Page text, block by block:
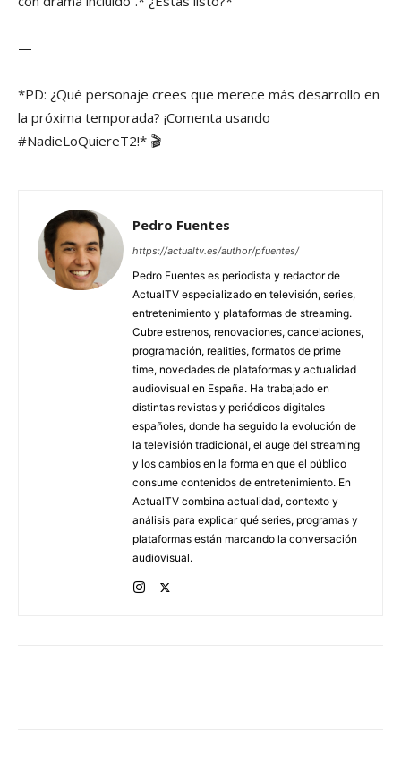
—
*PD: ¿Qué personaje crees que merece más desarrollo en
la próxima temporada? ¡Comenta usando
#NadieLoQuiereT2!* 🎬
Pedro Fuentes
https://actualtv.es/author/pfuentes/
Pedro Fuentes es periodista y redactor de
ActualTV especializado en televisión, series,
entretenimiento y plataformas de streaming.
Cubre estrenos, renovaciones, cancelaciones,
programación, realities, formatos de prime
time, novedades de plataformas y actualidad
audiovisual en España. Ha trabajado en
distintas revistas y periódicos digitales
españoles, donde ha seguido la evolución de
la televisión tradicional, el auge del streaming
y los cambios en la forma en que el público
consume contenidos de entretenimiento. En
ActualTV combina actualidad, contexto y
análisis para explicar qué series, programas y
plataformas están marcando la conversación
audiovisual.